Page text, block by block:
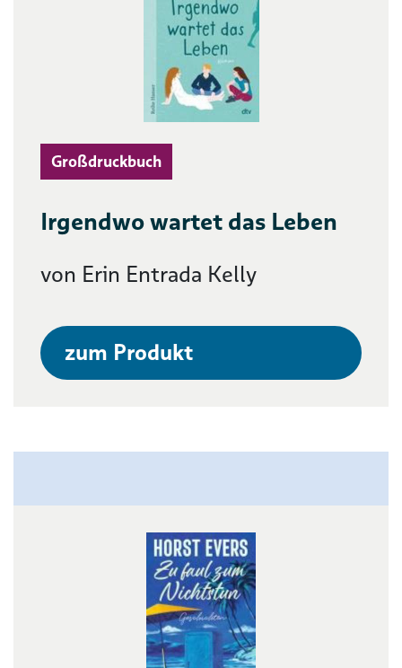
Großdruckbuch
Irgendwo wartet das Leben
von Erin Entrada Kelly
zum Produkt